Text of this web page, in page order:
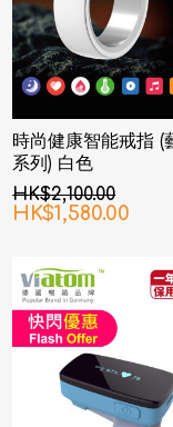
時尚健康智能戒指 (
系列) 白色
HK$2,100.00
HK$1,580.00